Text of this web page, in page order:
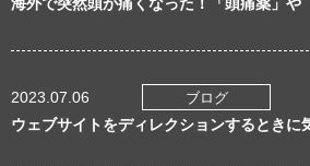
2023.07.06 ブログ
ウェブサイトをディレクションするときに